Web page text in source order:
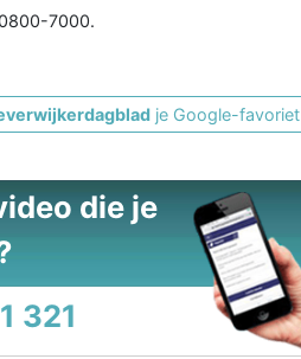
7000.
je Google-favoriet
die je
321